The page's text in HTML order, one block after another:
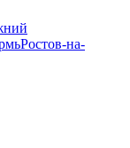
Ростов-на-